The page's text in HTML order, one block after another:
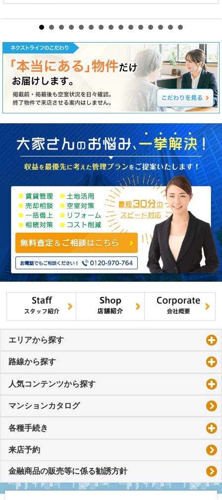
エリアから探す
路線から探す
人気コンテンツから探す
マンションカタログ
各種手続き
来店予約
金融商品の販売等に係る勧誘方針